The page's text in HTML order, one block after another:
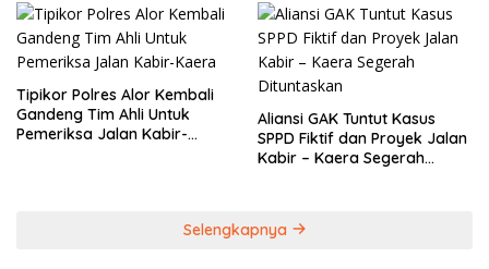
Tipikor Polres Alor Kembali
Gandeng Tim Ahli Untuk
Pemeriksa Jalan Kabir-
Aliansi GAK Tuntut Kasus
SPPD Fiktif dan Proyek Jalan
Kabir – Kaera Segerah
Selengkapnya